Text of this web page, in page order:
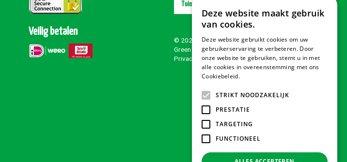
Veilig betalen
Tuindorado Wolvega
© 2026 Tuindorado
Green Solutions
Privacy policy
Deze website maakt gebruik
van cookies.
Deze website gebruikt cookies om uw
gebruikerservaring te verbeteren. Door
onze website te gebruiken, stemt u in met
alle cookies in overeenstemming met ons
Cookiebeleid.
STRIKT NOODZAKELIJK
PRESTATIE
TARGETING
FUNCTIONEEL